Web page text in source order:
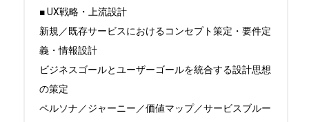
■ UX戦略・上流設計
新規／既存サービスにおけるコンセプト策定・要件定
義・情報設計
ビジネスゴールとユーザーゴールを統合する設計思想
の策定
ペルソナ／ジャーニー／価値マップ／サービスブルー